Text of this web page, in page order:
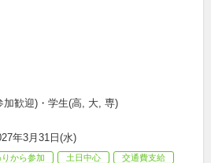
歓迎)・学生(高, 大, 専)
年3月31日(水)
から参加 土日中心
交通費支給